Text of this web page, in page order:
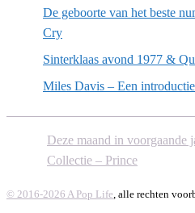
De geboorte van het beste
Cry
Sinterklaas avond 1977 &
Miles Davis – Een introductie
Deze maand in voorgaande
Collectie – Prince
© 2016-2026 A Pop Life , alle rechten